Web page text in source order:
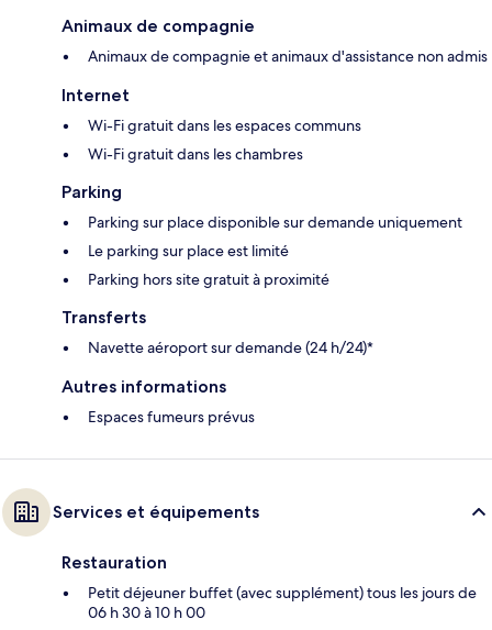
Animaux de compagnie
Animaux de compagnie et animaux d'assistance non admis
Internet
Wi-Fi gratuit dans les espaces communs
Wi-Fi gratuit dans les chambres
Parking
Parking sur place disponible sur demande uniquement
Le parking sur place est limité
Parking hors site gratuit à proximité
Transferts
Navette aéroport sur demande (24 h/24)*
Autres informations
Espaces fumeurs prévus
Services et équipements
Restauration
Petit déjeuner buffet (avec supplément) tous les jours de
06 h 30 à 10 h 00